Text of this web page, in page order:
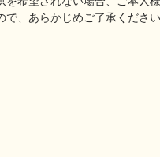
、あらかじめご了承ください